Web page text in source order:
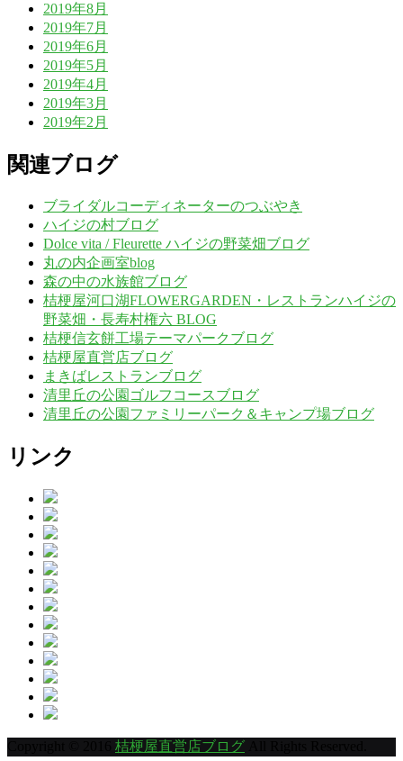
2019年8月
2019年7月
2019年6月
2019年5月
2019年4月
2019年3月
2019年2月
関連ブログ
ブライダルコーディネーターのつぶやき
ハイジの村ブログ
Dolce vita / Fleurette ハイジの野菜畑ブログ
丸の内企画室blog
森の中の水族館ブログ
桔梗屋河口湖FLOWERGARDEN・レストランハイジの
野菜畑・長寿村権六 BLOG
桔梗信玄餅工場テーマパークブログ
桔梗屋直営店ブログ
まきばレストランブログ
清里丘の公園ゴルフコースブログ
清里丘の公園ファミリーパーク＆キャンプ場ブログ
リンク
桔梗屋直営店ブログ